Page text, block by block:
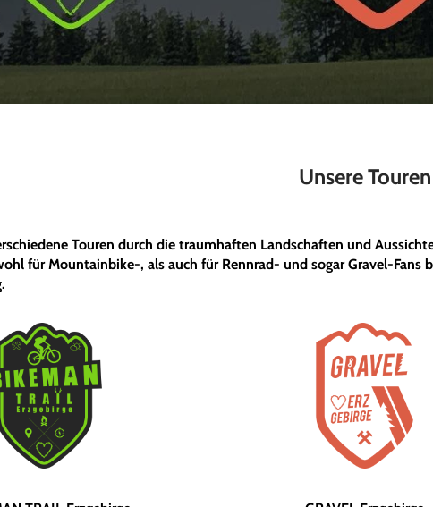
Unsere Touren
Touren durch die traumhaften Landschaften und
für Mountainbike-, als auch für Rennrad- und sogar Gravel-